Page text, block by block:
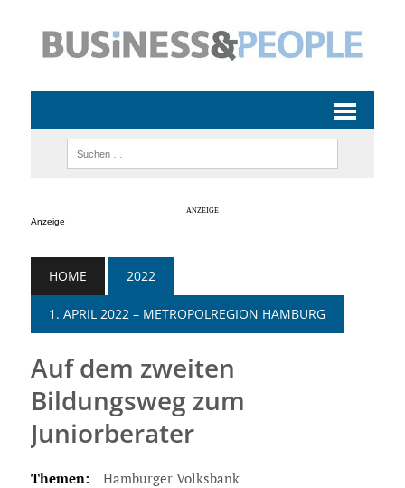
Anzeige
HOME 2022
1. APRIL 2022 – METROPOLREGION HAMBURG
Auf dem zweiten
Bildungsweg zum
Juniorberater
Themen: Hamburger Volksbank